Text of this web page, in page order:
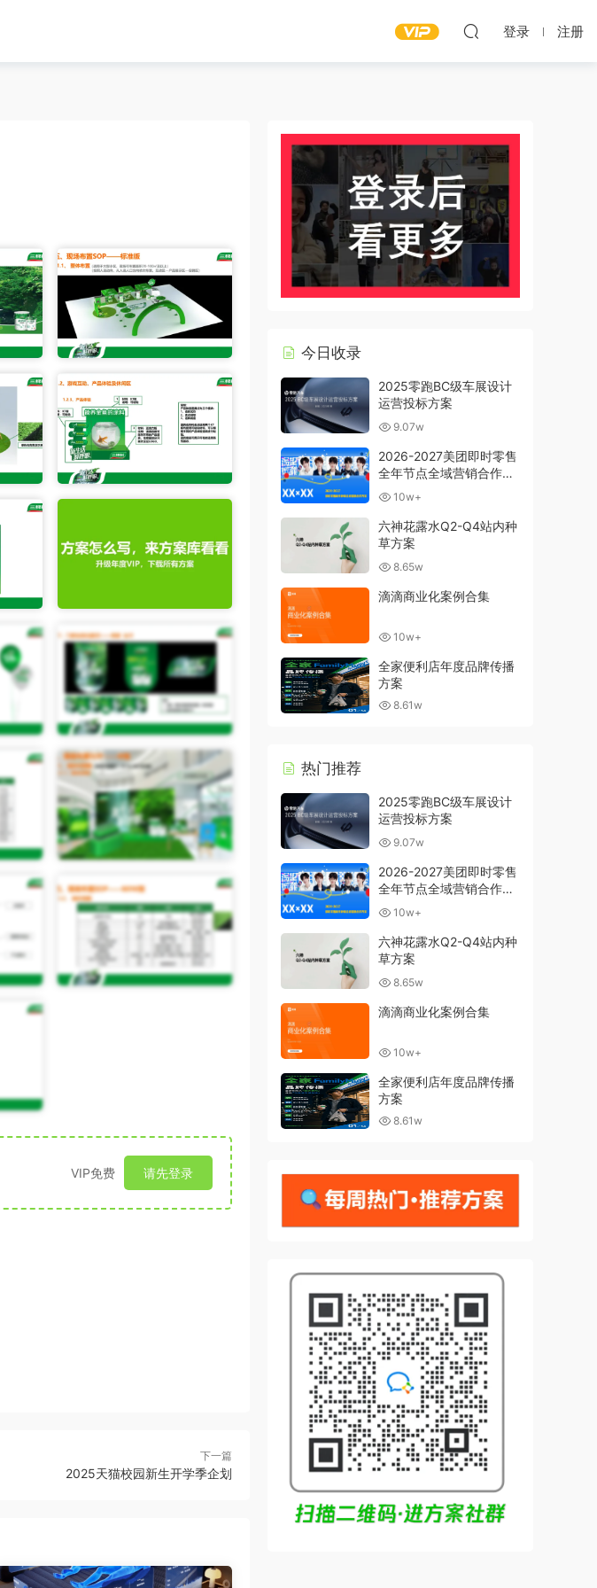
登录 注册
VIP免费 请先登录
下一篇
2025天猫校园新生开学季企划
今日收录
2025零跑BC级车展设计
运营投标方案
9.07w
2026-2027美团即时零售
全年节点全域营销合作方
案 10w+
六神花露水Q2-Q4站内种
草方案
8.65w
滴滴商业化案例合集
10w+
全家便利店年度品牌传播
方案
8.61w
热门推荐
2025零跑BC级车展设计
运营投标方案
9.07w
2026-2027美团即时零售
全年节点全域营销合作方
案 10w+
六神花露水Q2-Q4站内种
草方案
8.65w
滴滴商业化案例合集
10w+
全家便利店年度品牌传播
方案
8.61w